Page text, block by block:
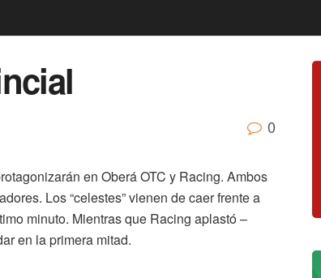
0
en Oberá OTC y Racing. Ambos
Los “celestes” vienen de caer frente a
minuto. Mientras que Racing aplastó –
en la primera mitad.